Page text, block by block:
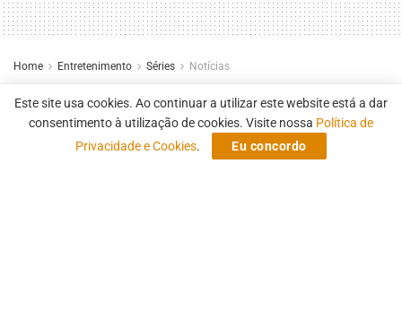
Home Entretenimento Séries Notícias
Frasier | Paramount+ divulga
trailer oficial de série original de
icônico personagem
Este site usa cookies. Ao continuar a utilizar este website está a dar
consentimento à utilização de cookies. Visite nossa Política de
Privacidade e Cookies. Eu concordo